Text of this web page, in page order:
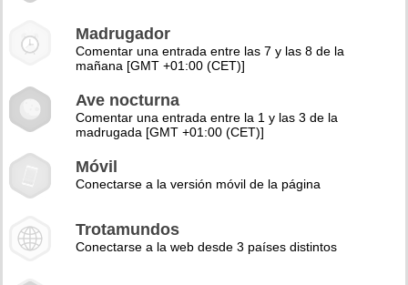
Madrugador
Comentar una entrada entre las 7 y las 8 de la
mañana [GMT +01:00 (CET)]
Ave nocturna
Comentar una entrada entre la 1 y las 3 de la
madrugada [GMT +01:00 (CET)]
Móvil
Conectarse a la versión móvil de la página
Trotamundos
Conectarse a la web desde 3 países distintos